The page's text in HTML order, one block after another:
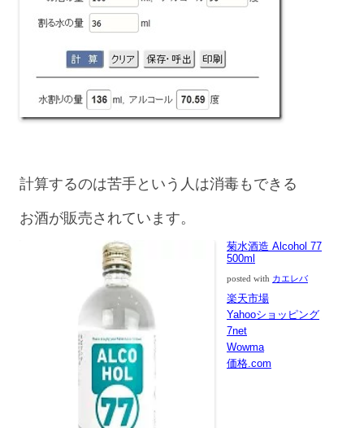
計算するのは苦手という人は消毒もできる
お酒が販売されています。
菊水酒造 Alcohol 77
500ml
posted with カエレバ
楽天市場
Yahooショッピング
7net
Wowma
価格.com